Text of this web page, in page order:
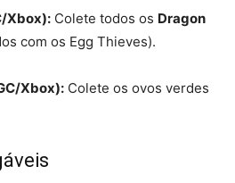
Xbox): Colete todos os Dragon
com os Egg Thieves).
Xbox): Colete os ovos verdes